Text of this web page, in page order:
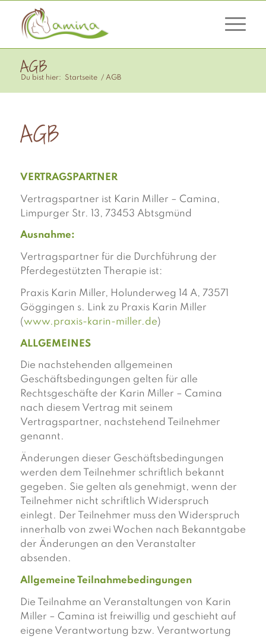
AGB
Du bist hier: Startseite / AGB
AGB
VERTRAGSPARTNER
Vertragspartner ist Karin Miller – Camina,
Limpurger Str. 13, 73453 Abtsgmünd
Ausnahme:
Vertragspartner für die Durchführung der
Pferdegestützten Therapie ist:
Praxis Karin Miller, Holunderweg 14 A, 73571
Göggingen s. Link zu Praxis Karin Miller
(www.praxis-karin-miller.de)
ALLGEMEINES
Die nachstehenden allgemeinen
Geschäftsbedingungen gelten für alle
Rechtsgeschäfte der Karin Miller – Camina
nach diesem Vertrag mit seinem
Vertragspartner, nachstehend Teilnehmer
genannt.
Änderungen dieser Geschäftsbedingungen
werden dem Teilnehmer schriftlich bekannt
gegeben. Sie gelten als genehmigt, wenn der
Teilnehmer nicht schriftlich Widerspruch
einlegt. Der Teilnehmer muss den Widerspruch
innerhalb von zwei Wochen nach Bekanntgabe
der Änderungen an den Veranstalter
absenden.
Allgemeine Teilnahmebedingungen
Die Teilnahme an Veranstaltungen von Karin
Miller – Camina ist freiwillig und geschieht auf
eigene Verantwortung bzw. Verantwortung